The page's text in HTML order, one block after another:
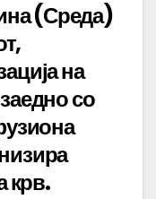
(Среда)
на
со
крв.